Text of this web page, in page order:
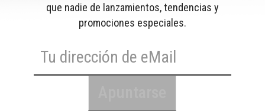
que nadie de lanzamientos, tendencias y
promociones especiales.